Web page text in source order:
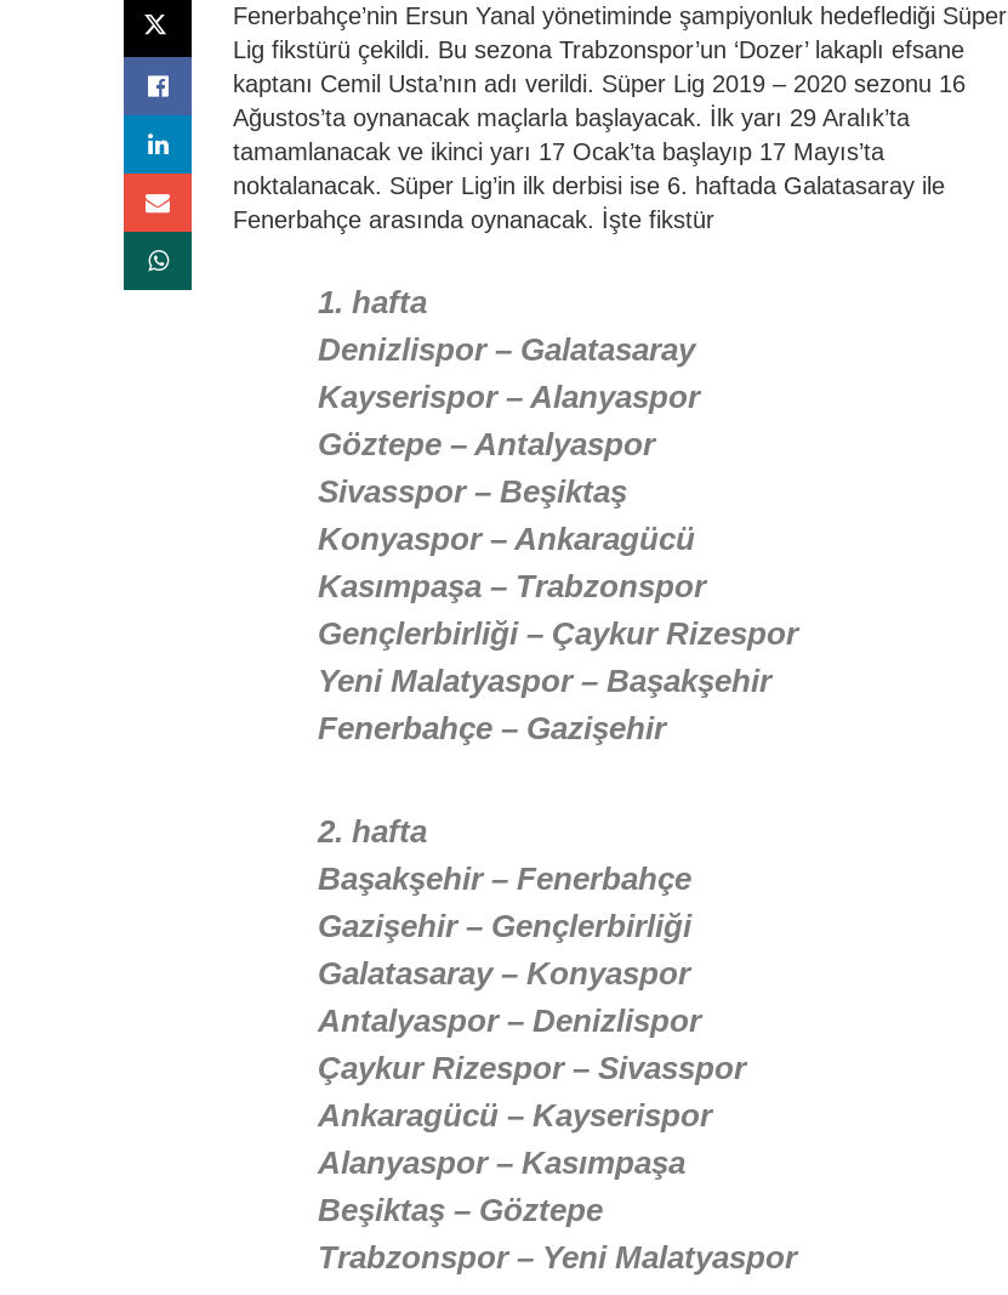
Fenerbahçe’nin Ersun Yanal yönetiminde şampiyonluk hedeflediği Süper
Lig fikstürü çekildi. Bu sezona Trabzonspor’un ‘Dozer’ lakaplı efsane
kaptanı Cemil Usta’nın adı verildi. Süper Lig 2019 – 2020 sezonu 16
Ağustos’ta oynanacak maçlarla başlayacak. İlk yarı 29 Aralık’ta
tamamlanacak ve ikinci yarı 17 Ocak’ta başlayıp 17 Mayıs’ta
noktalanacak. Süper Lig’in ilk derbisi ise 6. haftada Galatasaray ile
Fenerbahçe arasında oynanacak. İşte fikstür
1. hafta
Denizlispor – Galatasaray
Kayserispor – Alanyaspor
Göztepe – Antalyaspor
Sivasspor – Beşiktaş
Konyaspor – Ankaragücü
Kasımpaşa – Trabzonspor
Gençlerbirliği – Çaykur Rizespor
Yeni Malatyaspor – Başakşehir
Fenerbahçe – Gazişehir
2. hafta
Başakşehir – Fenerbahçe
Gazişehir – Gençlerbirliği
Galatasaray – Konyaspor
Antalyaspor – Denizlispor
Çaykur Rizespor – Sivasspor
Ankaragücü – Kayserispor
Alanyaspor – Kasımpaşa
Beşiktaş – Göztepe
Trabzonspor – Yeni Malatyaspor